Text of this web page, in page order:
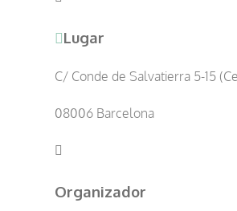
Lugar
C/ Conde de Salvatierra 5-15
08006 Barcelona
Organizador